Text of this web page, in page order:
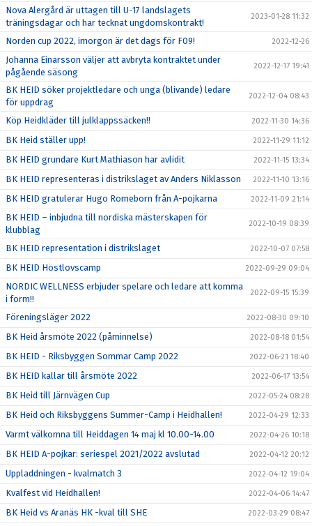
Nova Alergård är uttagen till U-17 landslagets
träningsdagar och har tecknat ungdomskontrakt!
2023-01-28 11:32
Norden cup 2022, imorgon är det dags för F09! 2022-12-26
Johanna Einarsson väljer att avbryta kontraktet under
pågående säsong
2022-12-17 19:41
BK HEID söker projektledare och unga (blivande) ledare
för uppdrag
2022-12-04 08:43
Köp Heidkläder till julklappssäcken!! 2022-11-30 14:36
BK Heid ställer upp! 2022-11-29 11:12
BK HEID grundare Kurt Mathiason har avlidit 2022-11-15 13:34
BK HEID representeras i distrikslaget av Anders Niklasson 2022-11-10 13:16
BK HEID gratulerar Hugo Romeborn från A-pojkarna 2022-11-09 21:14
BK HEID – inbjudna till nordiska mästerskapen för
klubblag
2022-10-19 08:39
BK HEID representation i distrikslaget 2022-10-07 07:58
BK HEID Höstlovscamp 2022-09-29 09:04
NORDIC WELLNESS erbjuder spelare och ledare att komma
i form!!
2022-09-15 15:39
Föreningsläger 2022 2022-08-30 09:10
BK Heid årsmöte 2022 (påminnelse) 2022-08-18 01:54
BK HEID - Riksbyggen Sommar Camp 2022 2022-06-21 18:40
BK HEID kallar till årsmöte 2022 2022-06-17 13:54
BK Heid till Järnvägen Cup 2022-05-24 08:28
BK Heid och Riksbyggens Summer-Camp i Heidhallen! 2022-04-29 12:33
Varmt välkomna till Heiddagen 14 maj kl 10.00-14.00 2022-04-26 10:18
BK HEID A-pojkar: seriespel 2021/2022 avslutad 2022-04-12 20:12
Uppladdningen - kvalmatch 3 2022-04-12 19:04
Kvalfest vid Heidhallen! 2022-04-06 14:47
BK Heid vs Aranäs HK -kval till SHE 2022-03-29 08:47